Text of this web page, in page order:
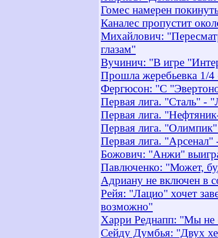
Гомес намерен
Каналес пропустит
Михайлович:
глазам"
Вучинич: "В игре
Прошла жеребьевка 1/4
Фергюсон: "С
Первая лига. "Сталь" -
Первая лига.
Первая лига.
Первая лига.
Божович: "Анжи"
Павлюченко: "Может,
Адриану не включен в
Рейя: "Лацио" хочет
возможно"
Харри Реднапп: "Мы не
Сейду Думбья: "Двух